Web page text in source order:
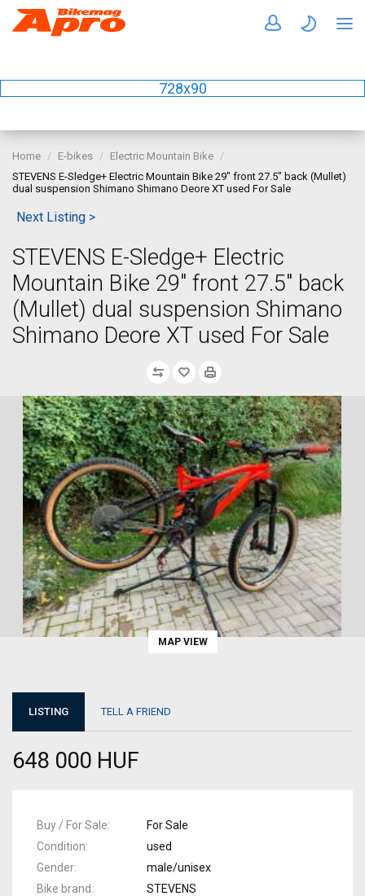
728x90
Home E-bikes
Electric Mountain Bike
STEVENS E-Sledge+ Electric Mountain Bike 29" front 27.5" back (Mullet)
dual suspension Shimano Shimano Deore XT used For Sale
Next Listing >
STEVENS E-Sledge+ Electric
Mountain Bike 29" front 27.5" back
(Mullet) dual suspension Shimano
Shimano Deore XT used For Sale
MAP VIEW
LISTING TELL A FRIEND
648 000 HUF
Buy / For Sale
For Sale
Condition
used
Gender
male/unisex
Bike brand
STEVENS